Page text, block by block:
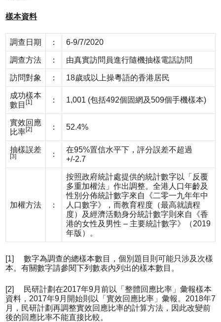
樣本資料
調查日期 ： 6-9/7/2020
調查方法 ： 由真實訪問員進行隨機抽樣電話訪問
訪問對象 ： 18歲或以上操粵語的香港居民
成功樣本
數目 [1] ： 1,001 (包括492個固網及509個手機樣本)
實效回應
比率[2] ： 52.4%
抽樣誤差
[3] ：
在95%置信水平下，評分誤差不超過
+/-2.7
加權方法 ：
按照政府統計處提供的統計數字以「反覆
多重加權法」作出調整。全港人口年齡及
性別分佈統計數字來自《二零一九年年中
人口數字》，而教育程度（最高就讀程
度）及經濟活動身分統計數字則來自《香
港的女性及男性 – 主要統計數字》（2019
年版）。
[1] 數字為調查的總樣本數目，個別題目則可能只涉及次樣
本。有關數字請參閱下列數表內列出的樣本數目。
[2] 民研計劃在2017年9月前以「整體回應比率」彙報樣本
資料，2017年9月開始則以「實效回應比率」彙報。2018年7
月，民研計劃再調整實效回應比率的計算方法，因此改變前
後的回應比率不能直接比較。